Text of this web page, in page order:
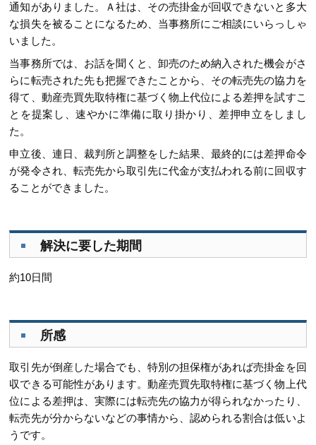
通知がありました。Ａ社は、その売掛金が回収できないと多大
な損失を被ることになるため、当事務所にご相談にいらっしゃ
いました。
当事務所では、お話を聞くと、卸売のため納入された機会がさ
らに転売された先も把握できたことから、その転売先の協力を
得て、動産売買先取特権に基づく物上代位による差押を試すこ
とを提案し、速やかに準備に取り掛かり、差押申立をしまし
た。
申立後、連日、裁判所と調整をした結果、最終的には差押命令
が発令され、転売先から取引先に代金が支払われる前に回収す
ることができました。
解決に要した期間
約10日間
所感
取引先が倒産した場合でも、特別の担保権があれば売掛金を回
収できる可能性があります。動産売買先取特権に基づく物上代
位による差押は、実際には転売先の協力が得られなかったり、
転売先が分からないなどの事情から、認められる割合は低いよ
うです。